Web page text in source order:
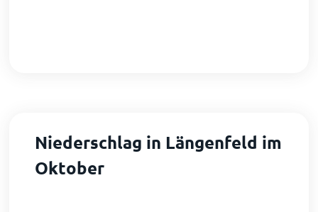
Niederschlag in Längenfeld im
Oktober